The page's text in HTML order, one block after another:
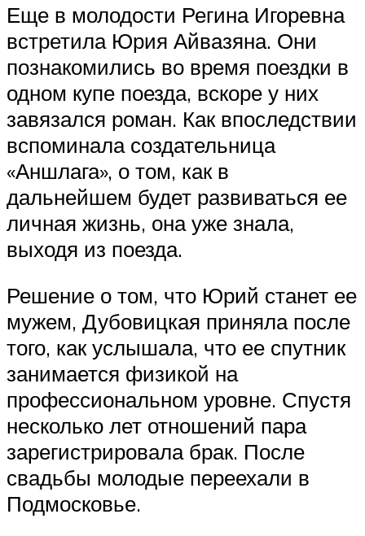
Еще в молодости Регина Игоревна
встретила Юрия Айвазяна. Они
познакомились во время поездки в
одном купе поезда, вскоре у них
завязался роман. Как впоследствии
вспоминала создательница
«Аншлага», о том, как в
дальнейшем будет развиваться ее
личная жизнь, она уже знала,
выходя из поезда.
Решение о том, что Юрий станет ее
мужем, Дубовицкая приняла после
того, как услышала, что ее спутник
занимается физикой на
профессиональном уровне. Спустя
несколько лет отношений пара
зарегистрировала брак. После
свадьбы молодые переехали в
Подмосковье.